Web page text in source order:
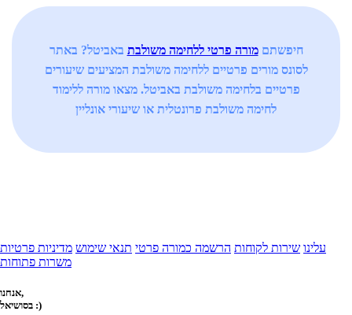
חיפשתםמורה פרטי ללחימה משולבת באביטל? באתר
לסונס מורים פרטיים ללחימה משולבת המציעים שיעורים
פרטיים בלחימה משולבת באביטל. מצאו מורה ללימוד
לחימה משולבת פרונטלית או שיעורי אונליין
עלינו שירות לקוחות הרשמה כמורה פרטי תנאי שימוש מדיניות פרטיות
משרות פתוחות
אנחנו,
בסושיאל :)